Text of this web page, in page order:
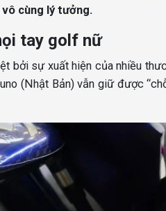
cùng lý tưởng.
tay golf nữ
bởi sự xuất hiện của nhiều
(Nhật Bản) vẫn giữ được